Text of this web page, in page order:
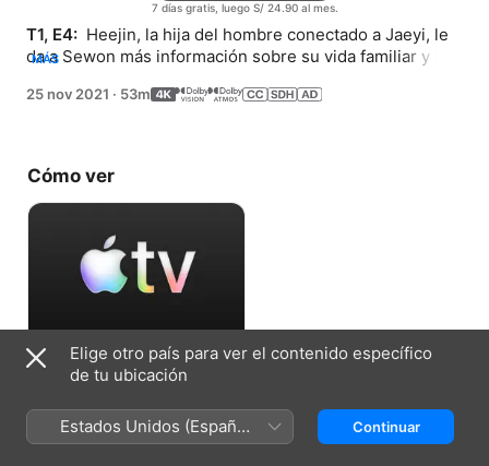
7 días gratis, luego S/ 24.90 al mes.
T1, E4: Heejin, la hija del hombre conectado a Jaeyi, le
da a Sewon más información sobre su vida familiar y le
MÁS
25 nov 2021 · 53m
Cómo ver
Aceptar prueba gratuita
7 días gratis, luego S/ 24.90 al mes.
Elige otro país para ver el contenido específico
de tu ubicación
Estados Unidos (Español
México)
Continuar